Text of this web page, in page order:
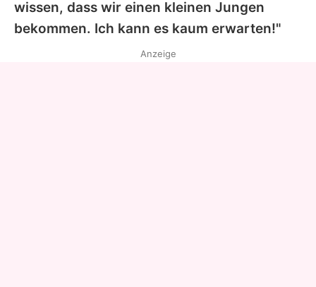
wissen, dass wir einen kleinen Jungen
bekommen. Ich kann es kaum erwarten!"
Anzeige